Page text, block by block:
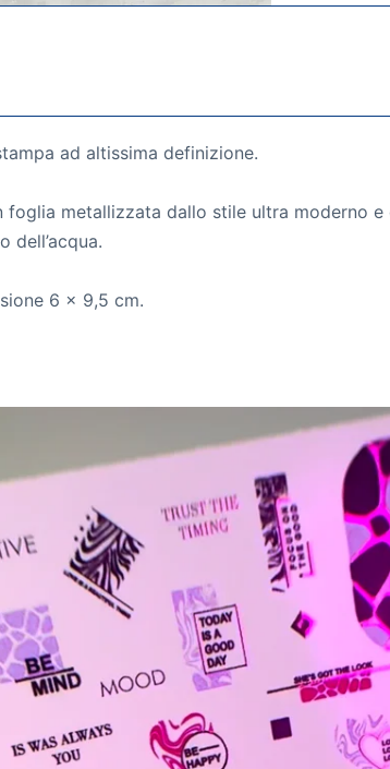
ad altissima definizione.
metallizzata dallo stile ultra moderno
dell’acqua.
6 x 9,5 cm.